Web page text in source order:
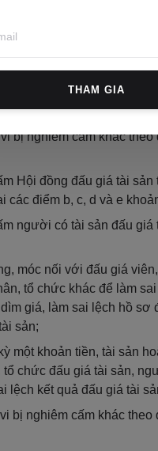
một khoản tiền, tài sản
đấu giá ngoài thù lao
sản theo quy định của
quan đến tài sản đấu giá
bị nghiêm cấm khác theo
Hội đồng đấu giá tài
các điểm b, c, d và e
người có tài sản đấu giá
móc nối với đấu giá
tổ chức khác để làm
giá, làm sai lệch hồ sơ
sản;
một khoản tiền, tài sản
tổ chức đấu giá tài sản,
lệch kết quả đấu giá tài
bị nghiêm cấm khác theo
THAM GIA